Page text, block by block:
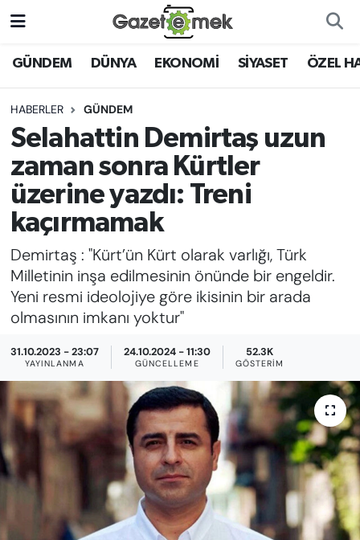
GÜNDEM DÜNYA EKONOMİ SİYASET ÖZEL
HABERLER GÜNDEM
Selahattin Demirtaş uzun
zaman sonra Kürtler
üzerine yazdı: Treni
kaçırmamak
Demirtaş : "Kürt’ün Kürt olarak varlığı, Türk
Milletinin inşa edilmesinin önünde bir engeldir.
Yeni resmi ideolojiye göre ikisinin bir arada
olmasının imkanı yoktur"
31.10.2023 - 23:07
YAYINLANMA
24.10.2024 - 11:30
GÜNCELLEME
52.3K
GÖSTERIM
DÜNYA
EKONOMİ
EMEK HABERLERİ
YENİ MEDYADA EMEK
GAZETECİLİĞİNİ GELİŞTİRMEK
FAYDALI BİLGİLER
GÜNDEM
EĞİTİM
KADIN
SAĞLIK
SPOR
KÜLTÜR-SANAT
MAGAZİN
Nöbetçi Eczaneler
Hava Durumu
İstanbul Namaz Vakitleri
Trafik Durumu
Süper Lig Puan Durumu ve Fikstür
Tüm Manşetler
Son Dakika Haberleri
Haber Arşivi